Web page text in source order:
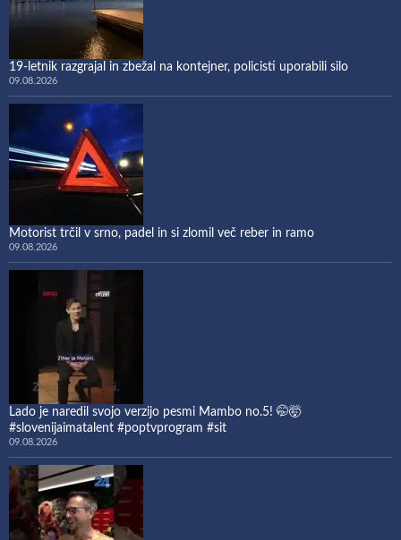
19-letnik razgrajal in zbežal na kontejner, policisti uporabili silo
09.08.2026
Motorist trčil v srno, padel in si zlomil več reber in ramo
09.08.2026
Lado je naredil svojo verzijo pesmi Mambo no.5! 🤭🤯
#slovenijaimatalent #poptvprogram #sit
09.08.2026